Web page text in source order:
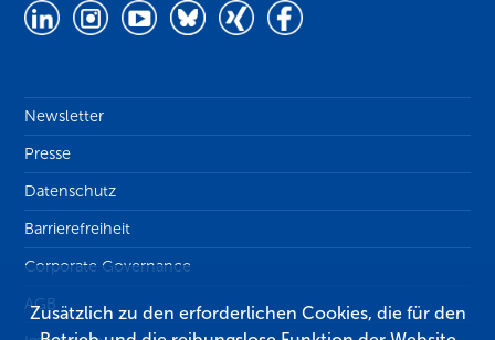
Newsletter
Presse
Datenschutz
Barrierefreiheit
Corporate Governance
AGB
Zusätzlich zu den erforderlichen Cookies, die für den